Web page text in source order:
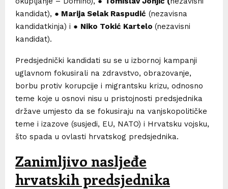
kandidat), ● Marija Selak Raspudić (nezavisna
kandidatkinja) i ● Niko Tokić Kartelo (nezavisni
kandidat).
Predsjednički kandidati su se u izbornoj kampanji
uglavnom fokusirali na zdravstvo, obrazovanje,
borbu protiv korupcije i migrantsku krizu, odnosno
teme koje u osnovi nisu u pristojnosti predsjednika
države umjesto da se fokusiraju na vanjskopolitičke
teme i izazove (susjedi, EU, NATO) i Hrvatsku vojsku,
što spada u ovlasti hrvatskog predsjednika.
Zanimljivo nasljeđe
hrvatskih predsjednika